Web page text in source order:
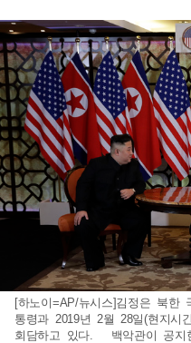
[하노이=AP/뉴시스]김정은 북한
통령과 2019년 2월 28일(현지시
회담하고 있다. 백악관이 공지